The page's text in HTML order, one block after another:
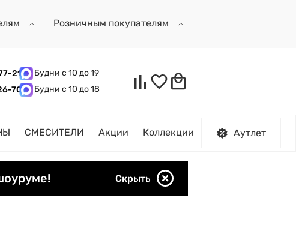
Розничным покупателям
21
Будни с 10 до 19
70 Будни с 10 до 18
СМЕСИТЕЛИ Акции Коллекции Аутлет
Скрыть